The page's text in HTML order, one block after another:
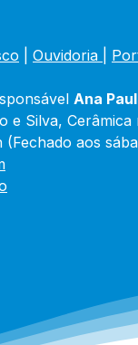
Ouvidoria
Ana
e Silva,
(Fechado aos